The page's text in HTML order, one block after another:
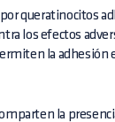
queratinocitos
los efectos
la adhesión
la